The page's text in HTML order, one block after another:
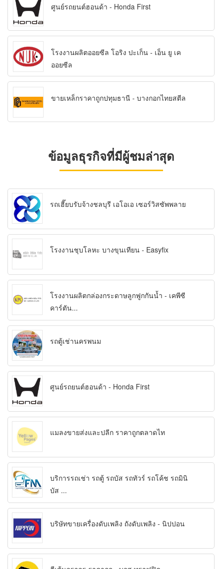
ศูนย์รถยนต์ฮอนด้า - Honda First
โรงงานผลิตออยซีล โอริง ปะเก็น - เอ็น ยู เค
ออยซีล
ขายเหล็กราคาถูกปทุมธานี - บางกอกไทยสตีล
ข้อมูลธุรกิจที่มีผู้ชมล่าสุด
รถเฮี๊ยบรับจ้างชลบุรี เอโอเอ เซอร์วิสซัพพลาย
โรงงานชุบโลหะ บางขุนเทียน - Easyfix
โรงงานผลิตกล่องกระดาษลูกฟูกกันน้ำ - เคพีซี
คาร์ตัน...
รถตู้เช่านครพนม
ศูนย์รถยนต์ฮอนด้า - Honda First
แมลงขายส่งและปลีก ราคาถูกตลาดไท
บริการรถเช่า รถตู้ รถบัส รถทัวร์ รถโค้ช รถมินิ
บัส ...
บริษัทขายเครื่องดับเพลิง ถังดับเพลิง - นิปปอน